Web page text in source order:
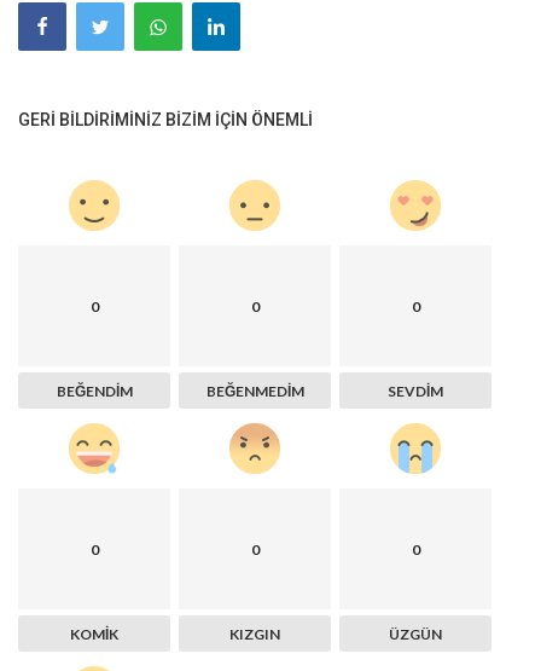
GERI BILDIRIMINIZ BIZIM IÇIN ÖNEMLI
0
BEĞENDIM
0
BEĞENMEDIM
0
SEVDIM
0
KOMIK
0
KIZGIN
0
ÜZGÜN